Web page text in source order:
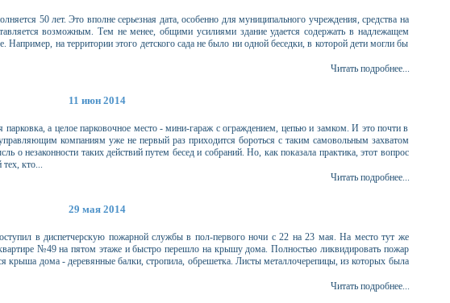
50 лет. Это вполне серьезная дата, особенно для муниципального учреждения, средства на
возможным. Тем не менее, общими усилиями здание удается содержать в надлежащем
Например, на территории этого детского сада не было ни одной беседки, в которой дети могли бы
Читать подробнее...
11 июн 2014
парковка, а целое парковочное место - мини-гараж с ограждением, цепью и замком. И это почти в
компаниям уже не первый раз приходится бороться с таким самовольным захватом
о незаконности таких действий путем бесед и собраний. Но, как показала практика, этот вопрос
кто...
Читать подробнее...
29 мая 2014
в диспетчерскую пожарной службы в пол-первого ночи с 22 на 23 мая. На место тут же
№49 на пятом этаже и быстро перешло на крышу дома. Полностью ликвидировать пожар
крыша дома - деревянные балки, стропила, обрешетка. Листы металлочерепицы, из которых была
Читать подробнее...